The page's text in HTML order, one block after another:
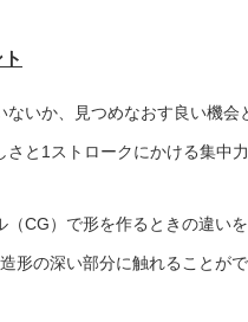
ないか、見つめなおす良い機
と1ストロークにかける集中
（CG）で形を作るときの違い
形の深い部分に触れることが